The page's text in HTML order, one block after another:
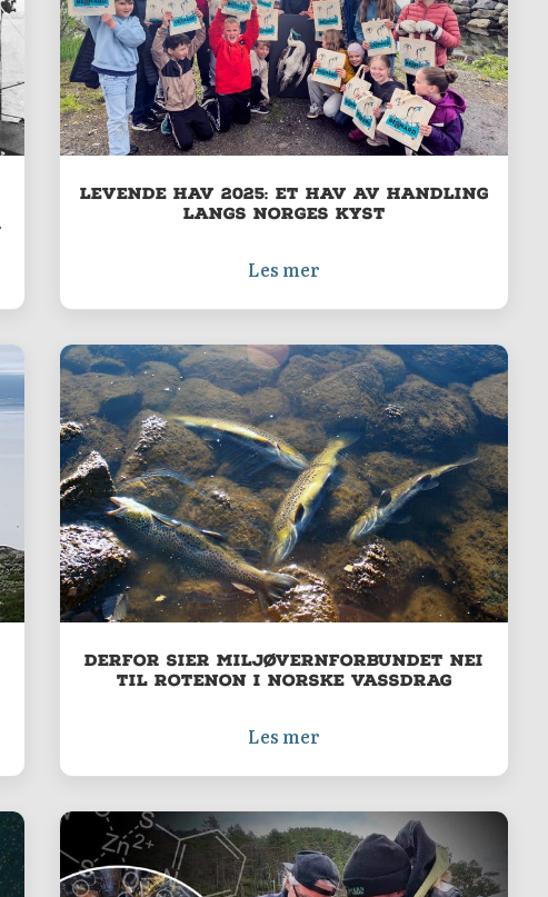
Levende Hav 2025: Et Hav av Handling
langs Norges kyst
Les mer
Derfor sier Miljøvernforbundet nei
til rotenon i norske vassdrag
Les mer